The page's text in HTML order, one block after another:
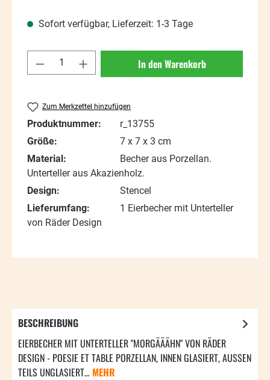
Sofort verfügbar, Lieferzeit: 1-3 Tage
Produkt Anzahl: Gib den gewünschten
In den Warenkorb
Zum Merkzettel hinzufügen
Produktnummer:
r_13755
Größe:
7 x 7 x 3 cm
Material:
Becher aus Porzellan.
Unterteller aus Akazienholz.
Design:
Stencel
Lieferumfang:
1 Eierbecher mit Unterteller
von Räder Design
BESCHREIBUNG
EIERBECHER MIT UNTERTELLER "MORGÄÄÄHN" VON RÄDER
DESIGN - POESIE ET TABLE PORZELLAN, INNEN GLASIERT, AUSSEN T
EILS UNGLASIERT… MEHR